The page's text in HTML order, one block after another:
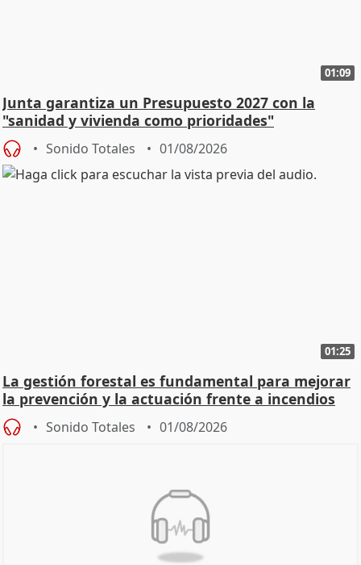
01:09
Junta garantiza un Presupuesto 2027 con la
"sanidad y vivienda como prioridades"
Sonido Totales 01/08/2026
01:25
La gestión forestal es fundamental para mejorar
la prevención y la actuación frente a incendios
Sonido Totales 01/08/2026